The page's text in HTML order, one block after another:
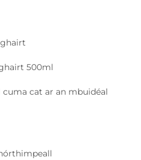
500ml
cat ar an mbuidéal